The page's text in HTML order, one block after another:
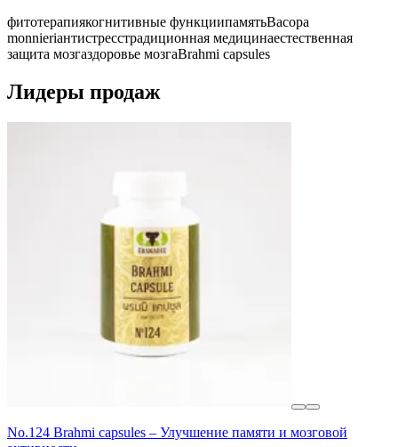
фитотерапиякогнитивные функциипамятьBacopa
monnieriантистресстрадиционная медицинаестественная
защита мозгаздоровье мозгаBrahmi capsules
Лидеры продаж
No.124 Brahmi capsules – Улучшение памяти и мозговой